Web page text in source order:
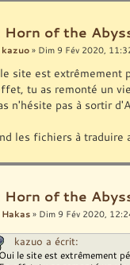
Horn of the
kazuo » Dim 9 Fév 2020,
site est extrêmement
tu as remonté un
n'hésite pas à sortir
les fichiers à traduire
Horn of the
Hakas » Dim 9 Fév 2020,
kazuo a écrit:
le site est extrêmement